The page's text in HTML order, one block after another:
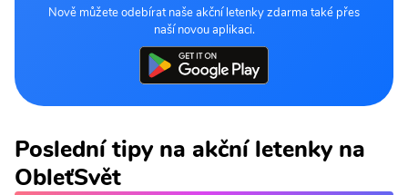
Nově můžete odebírat naše akční letenky zdarma také přes
naší novou aplikaci.
Poslední tipy na akční letenky na
ObleťSvět